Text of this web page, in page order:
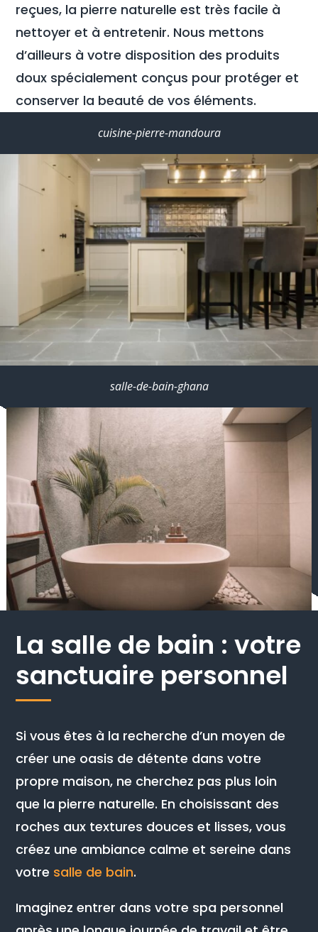
reçues, la pierre naturelle est très facile à
nettoyer et à entretenir. Nous mettons
d’ailleurs à votre disposition des produits
doux spécialement conçus pour protéger et
conserver la beauté de vos éléments.
cuisine-pierre-mandoura
salle-de-bain-ghana
La salle de bain : votre
sanctuaire personnel
Si vous êtes à la recherche d’un moyen de
créer une oasis de détente dans votre
propre maison, ne cherchez pas plus loin
que la pierre naturelle. En choisissant des
roches aux textures douces et lisses, vous
créez une ambiance calme et sereine dans
votre salle de bain.
Imaginez entrer dans votre spa personnel